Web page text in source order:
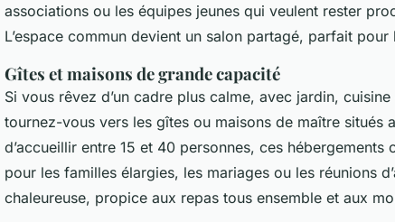
associations ou les équipes jeunes qui veulent rester
L’espace commun devient un salon partagé, parfait
Gîtes et maisons de grande capacité
Si vous rêvez d’un cadre plus calme, avec jardin,
tournez-vous vers les gîtes ou maisons de maître situés
d’accueillir entre 15 et 40 personnes, ces
pour les familles élargies, les mariages ou les réunions
chaleureuse, propice aux repas tous ensemble et aux